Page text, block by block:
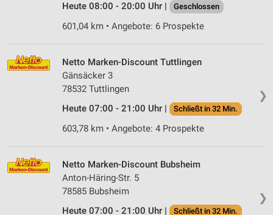
Heute 08:00 - 20:00 Uhr |
Geschlossen
601,04 km • Angebote: 6 Prospekte
❯
Netto Marken-Discount Tuttlingen
Gänsäcker 3
78532 Tuttlingen
Heute 07:00 - 21:00 Uhr |
Schließt in 32 Min.
603,78 km • Angebote: 4 Prospekte
❯
Netto Marken-Discount Bubsheim
Anton-Häring-Str. 5
78585 Bubsheim
Heute 07:00 - 21:00 Uhr |
Schließt in 32 Min.